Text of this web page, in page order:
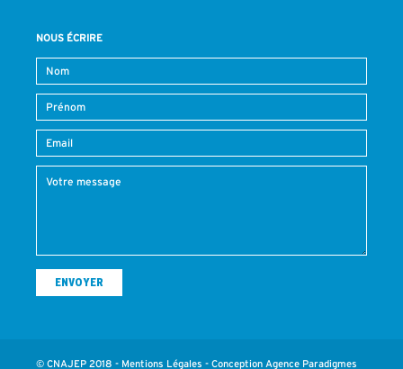
NOUS ÉCRIRE
© CNAJEP 2018 - Mentions Légales - Conception Agence Paradigmes